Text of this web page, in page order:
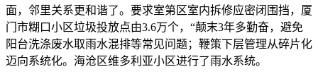
面，邻里关系更和谐了。要求室第区室内拆修应密闭围挡，厦
门市糊口小区垃圾投放点由3.6万个，“颠末3年多勤奋，避免
阳台洗涤废水取雨水混排等常见问题；鞭策下层管理从碎片化
迈向系统化。海沧区维多利亚小区进行了雨水系统。